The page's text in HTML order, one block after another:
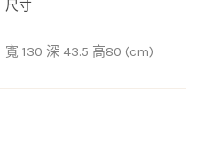
尺寸
寬 130 深 43.5 高80 (cm)